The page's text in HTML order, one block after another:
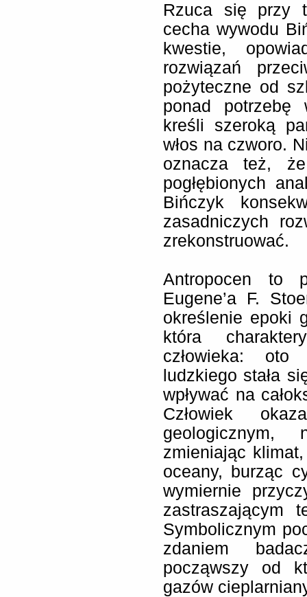
Rzuca się przy
cecha wywodu
kwestie,
rozwiązań
pożyteczne od
ponad potrzebę
kreśli szeroką
włos na czworo.
oznacza też,
pogłębionych
Bińczyk
zasadniczych
zrekonstruować.
Antropocen to
Eugene’a F.
określenie epoki
która
człowieka: oto
ludzkiego stała
wpływać na
Człowiek
zmieniając
oceany, burząc
wymiernie
zastraszającym
Symbolicznym
zdaniem
począwszy od
gazów